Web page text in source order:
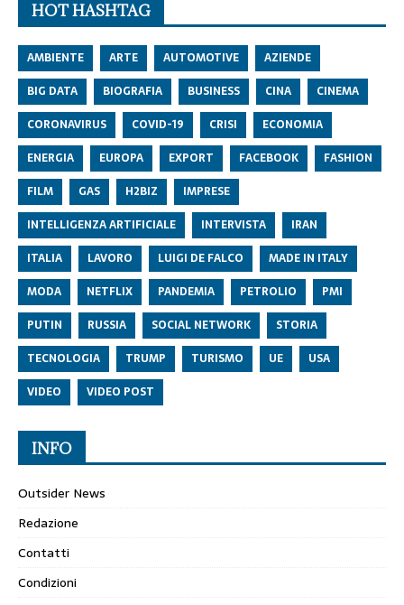
HOT HASHTAG
AMBIENTE ARTE AUTOMOTIVE
AZIENDE
BIG DATA
BIOGRAFIA BUSINESS CINA
CINEMA
CORONAVIRUS
COVID-19 CRISI
ECONOMIA
ENERGIA
EUROPA EXPORT FACEBOOK
FASHION
FILM
GAS H2BIZ
IMPRESE
INTELLIGENZA ARTIFICIALE
INTERVISTA
IRAN
ITALIA
LAVORO LUIGI DE FALCO
MADE IN ITALY
MODA
NETFLIX PANDEMIA PETROLIO
PMI
PUTIN
RUSSIA SOCIAL NETWORK
STORIA
TECNOLOGIA
TRUMP TURISMO UE
USA
VIDEO
VIDEO POST
INFO
Outsider News
Redazione
Contatti
Condizioni